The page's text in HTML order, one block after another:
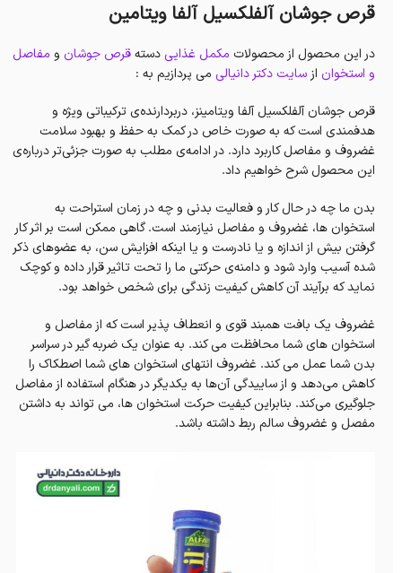
قرص جوشان آلفلکسیل آلفا ویتامین
در این محصول از محصولات مکمل غذایی دستهقرص جوشان و مفاصل
و استخوان ازسایت دکتر دانیالی می پردازیم به :
قرص جوشان آلفلکسیل آلفا ویتامینز، دربردارنده‌ی ترکیباتی ویژه و
هدفمندی است که به صورت خاص در کمک به حفظ و بهبود سلامت
غضروف و مفاصل کاربرد دارد. در ادامه‌ی مطلب به صورت جزئی‌تر درباره‌ی
این محصول شرح خواهیم داد.
بدن ما چه در حال کار و فعالیت بدنی و چه در زمان استراحت به
استخوان‌ ها، غضروف و مفاصل نیازمند است. گاهی ممکن است بر اثر کار
گرفتن بیش از اندازه و یا نادرست و یا اینکه افزایش‌ سن، به عضوهای ذکر
شده آسیب وارد شود و دامنه‌ی حرکتی ما را تحت تاثیر قرار داده و کوچک
نماید که برآیند آن کاهش کیفیت زندگی برای شخص خواهد بود.
غضروف یک بافت همبند قوی و انعطاف پذیر است که از مفاصل و
استخوان های شما محافظت می کند. به عنوان یک ضربه گیر در سراسر
بدن شما عمل می کند. غضروف انتهای استخوان‌ های شما اصطکاک را
کاهش می‌دهد و از ساییدگی آن‌ها به یکدیگر در هنگام استفاده از مفاصل
جلوگیری می‌کند. بنابراین کیفیت حرکت استخوان‌ ها، می تواند به داشتن
مفصل و غضروف سالم ربط داشته باشد.